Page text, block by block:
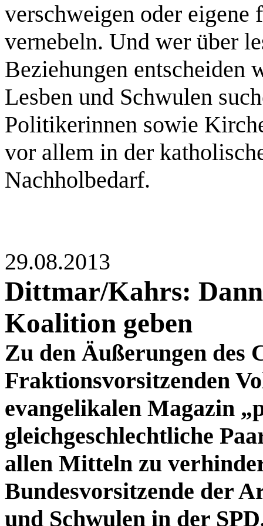
verschweigen oder
vernebeln. Und wer über
Beziehungen entscheiden
Lesben und Schwulen
Politikerinnen sowie
vor allem in der
Nachholbedarf.
29.08.2013
Dittmar/Kahrs:
Koalition geben
Zu den Äußerungen des
Fraktionsvorsitzenden
evangelikalen Magazin
gleichgeschlechtliche
allen Mitteln zu
Bundesvorsitzende der
und Schwulen in der